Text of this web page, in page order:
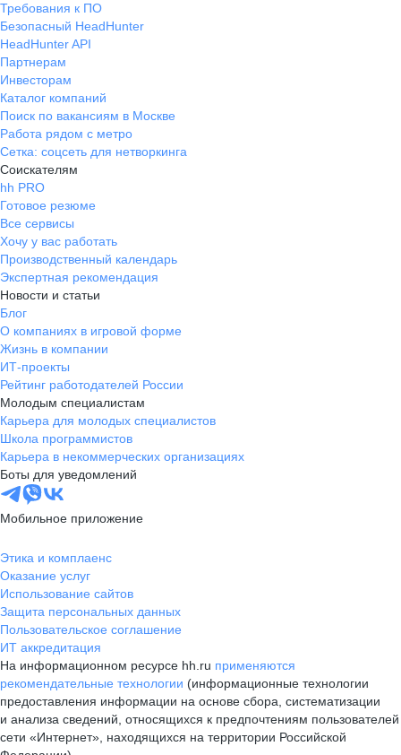
Требования к ПО
Безопасный HeadHunter
HeadHunter API
Партнерам
Инвесторам
Каталог компаний
Поиск по вакансиям в Москве
Работа рядом с метро
Сетка: соцсеть для нетворкинга
Соискателям
hh PRO
Готовое резюме
Все сервисы
Хочу у вас работать
Производственный календарь
Экспертная рекомендация
Новости и статьи
Блог
О компаниях в игровой форме
Жизнь в компании
ИТ-проекты
Рейтинг работодателей России
Молодым специалистам
Карьера для молодых специалистов
Школа программистов
Карьера в некоммерческих организациях
Боты для уведомлений
Мобильное приложение
Этика и комплаенс
Оказание услуг
Использование сайтов
Защита персональных данных
Пользовательское соглашение
ИТ аккредитация
На информационном ресурсе hh.ru применяются
рекомендательные технологии (информационные технологии
предоставления информации на основе сбора, систематизации
и анализа сведений, относящихся к предпочтениям пользователей
сети «Интернет», находящихся на территории Российской